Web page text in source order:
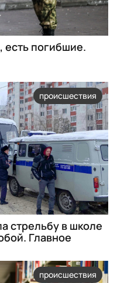
есть погибшие.
происшествия
стрельбу в школе
Главное
происшествия